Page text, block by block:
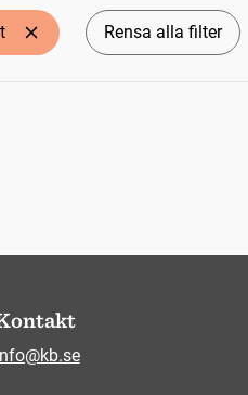
Rensa alla filter